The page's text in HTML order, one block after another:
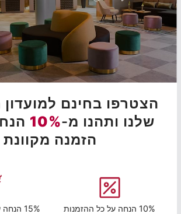
הצטרפו בחינם
שלנו ותהנו מ-10%
הזמנה מקוונת
10% הנחה על כל ההזמנות
15%